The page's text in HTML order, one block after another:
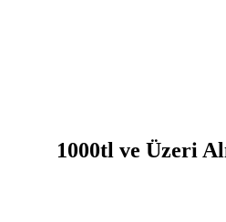
1000tl ve Üzeri